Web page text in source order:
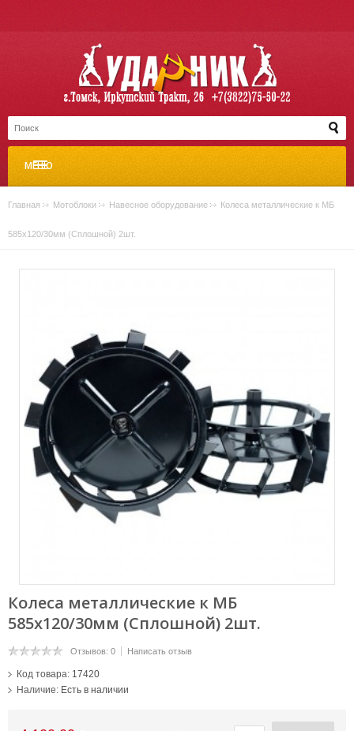
МЕНЮ
Главная » Мотоблоки » Навесное оборудование » Колеса металлические к МБ
585х120/30мм (Сплошной) 2шт.
Колеса металлические к МБ
585х120/30мм (Сплошной) 2шт.
Отзывов: 0 Написать отзыв
Код товара: 17420
Наличие: Есть в наличии